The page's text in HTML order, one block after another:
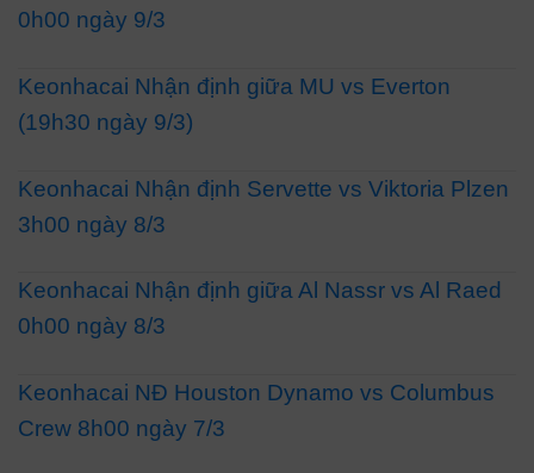
0h00 ngày 9/3
Keonhacai Nhận định giữa MU vs Everton
(19h30 ngày 9/3)
Keonhacai Nhận định Servette vs Viktoria Plzen
3h00 ngày 8/3
Keonhacai Nhận định giữa Al Nassr vs Al Raed
0h00 ngày 8/3
Keonhacai NĐ Houston Dynamo vs Columbus
Crew 8h00 ngày 7/3